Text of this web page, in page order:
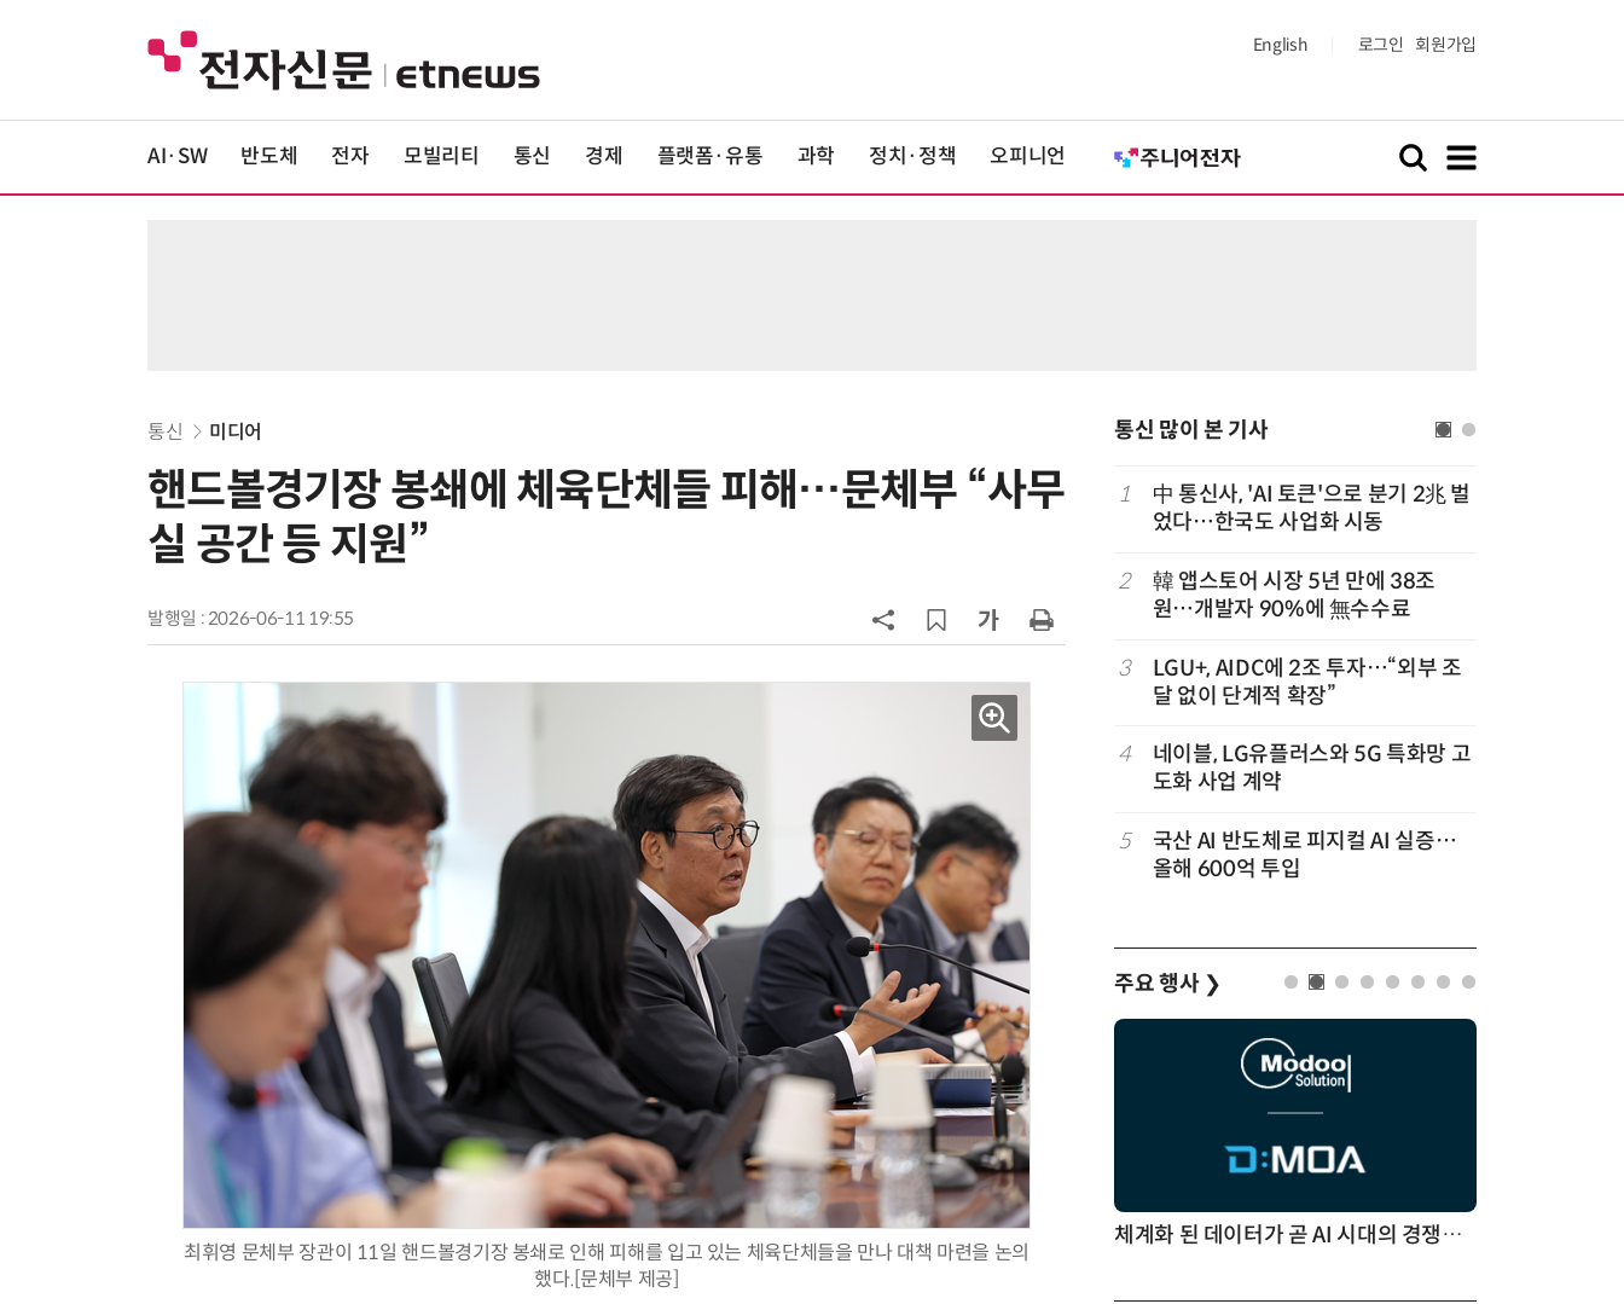
English 로그인 회원가입
AI·SW 반도체 전자 모빌리티 통신 경제 플랫폼·유통 과학 정치·정책 오피니언
통신 미디어
핸드볼경기장 봉쇄에 체육단체들 피해…문체부 “사무
실 공간 등 지원”
발행일 : 2026-06-11 19:55
최휘영 문체부 장관이 11일 핸드볼경기장 봉쇄로 인해 피해를 입고 있는 체육단체들을 만나 대책 마련을 논의
했다.[문체부 제공]
통신 많이 본 기사
6
쿠팡플레이, 이강인 데뷔전 직관 팬
최대 TFT 축제…신규 세트 '신비의
기' 운영
10
게임산업법 개편 논의 본격화... “진
흥 중심 전환 속 세부 보완 필요”
1
中 통신사, 'AI 토큰'으로 분기 2兆 벌
었다…한국도 사업화 시동
2
韓 앱스토어 시장 5년 만에 38조
원…개발자 90%에 無수수료
3
LGU+, AIDC에 2조 투자…“외부 조
달 없이 단계적 확장”
4
네이블, LG유플러스와 5G 특화망 고
도화 사업 계약
5
국산 AI 반도체로 피지컬 AI 실증…
올해 600억 투입
주요 행사 ❯
AI Native Enterprise를 지원하는 AI Ready Data 플랫폼 활용 전략 체계화 된 데이터가 곧 AI 시대의 경쟁력이다